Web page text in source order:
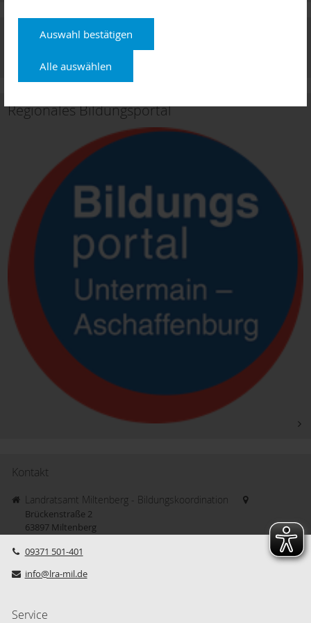
Auswahl bestätigen
Alle auswählen
Download: Dokumentation 1.
Regionales Bildungsportal
Kontakt
Landratsamt Miltenberg - Bildungskoordination
Brückenstraße 2
63897 Miltenberg
09371 501-401
info@lra-mil.de
Service